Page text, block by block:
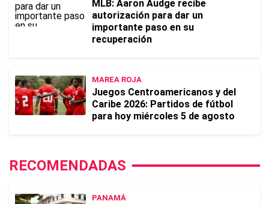
MLB: Aaron Audge recibe
autorización para dar un
importante paso en su
recuperación
MAREA ROJA
Juegos Centroamericanos y del
Caribe 2026: Partidos de fútbol
para hoy miércoles 5 de agosto
RECOMENDADAS
PANAMÁ